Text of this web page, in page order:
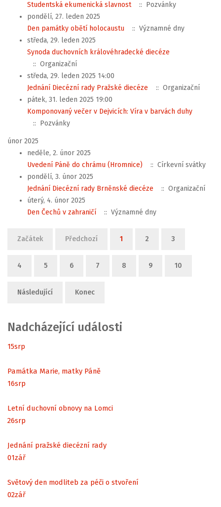
Studentská ekumenická slavnost
:: Pozvánky
pondělí, 27. leden 2025
Den památky obětí holocaustu
:: Významné dny
středa, 29. leden 2025
Synoda duchovních královéhradecké diecéze
:: Organizační
středa, 29. leden 2025 14:00
Jednání Diecézní rady Pražské diecéze
:: Organizační
pátek, 31. leden 2025 19:00
Komponovaný večer v Dejvicích: Víra v barvách duhy
:: Pozvánky
únor 2025
neděle, 2. únor 2025
Uvedení Páně do chrámu (Hromnice)
:: Církevní svátky
pondělí, 3. únor 2025
Jednání Diecézní rady Brněnské diecéze
:: Organizační
úterý, 4. únor 2025
Den Čechů v zahraničí
:: Významné dny
Začátek Předchozí 1 2 3
4 5 6 7 8 9 10
Následující Konec
Nadcházející události
15srp
Památka Marie, matky Páně
16srp
Letní duchovní obnovy na Lomci
26srp
Jednání pražské diecézní rady
01zář
Světový den modliteb za péči o stvoření
02zář